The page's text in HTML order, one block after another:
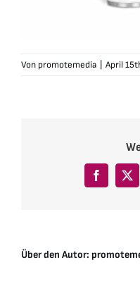
Von promotemedia April
Facebook
X
Über den Autor: